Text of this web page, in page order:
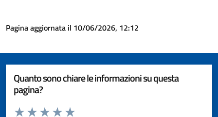
Pagina aggiornata il 10/06/2026, 12:12
Quanto sono chiare le informazioni su questa
pagina?
Valuta da 1 a 5 stelle la pagina